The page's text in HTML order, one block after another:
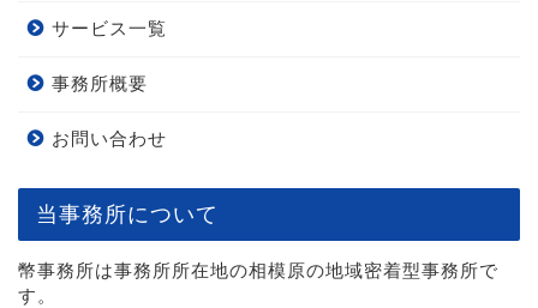
サービス一覧
事務所概要
お問い合わせ
当事務所について
幣事務所は事務所所在地の相模原の地域密着型事務所で
す。